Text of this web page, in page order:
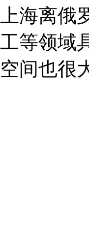
上海离
工等领域
空间也很